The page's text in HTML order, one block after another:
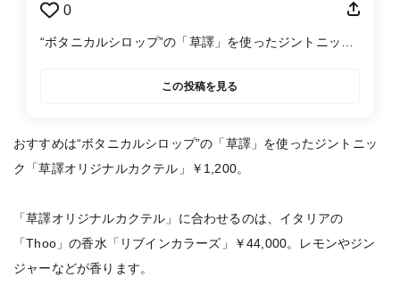
0
“ボタニカルシロップ”の「草譯」を使ったジントニック
園蒸留所」代表の蒸留家・江口宏志さんが監修する季節
この投稿を見る
おすすめは“ボタニカルシロップ”の「草譯」を使ったジントニッ
ク「草譯オリジナルカクテル」￥1,200。
「草譯オリジナルカクテル」に合わせるのは、イタリアの
「Thoo」の香水「リブインカラーズ」￥44,000。レモンやジン
ジャーなどが香ります。